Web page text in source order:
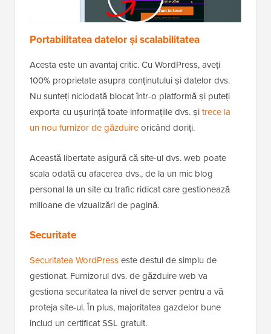
Portabilitatea datelor și scalabilitatea
Acesta este un avantaj critic. Cu WordPress, aveți
100% proprietate asupra conținutului și datelor dvs.
Nu sunteți niciodată blocat într-o platformă și puteți
exporta cu ușurință toate informațiile dvs. șitrece la
un nou furnizor de găzduireoricând doriți.
Această libertate asigură că site-ul dvs. web poate
scala odată cu afacerea dvs., de la un mic blog
personal la un site cu trafic ridicat care gestionează
milioane de vizualizări de pagină.
Securitate
Securitatea WordPresseste destul de simplu de
gestionat. Furnizorul dvs. de găzduire web va
gestiona securitatea la nivel de server pentru a vă
proteja site-ul. În plus, majoritatea gazdelor bune
includ un certificat SSL gratuit.